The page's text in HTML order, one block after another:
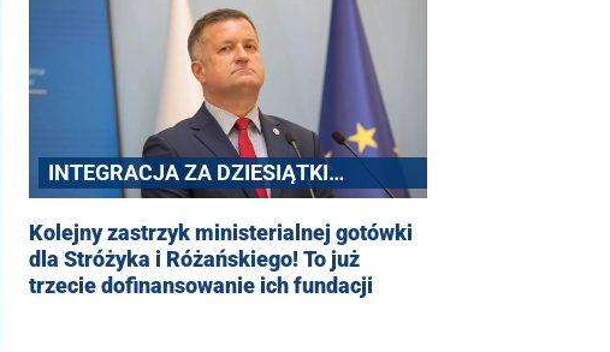
INTEGRACJA ZA DZIESIĄTKI
TYSIĘCY
Kolejny zastrzyk ministerialnej gotówki
dla Stróżyka i Różańskiego! To już
trzecie dofinansowanie ich fundacji